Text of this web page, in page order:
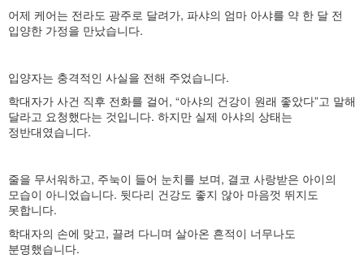
어제 케어는 전라도 광주로 달려가, 파샤의 엄마 아샤를 약 한 달 전
입양한 가정을 만났습니다.
입양자는 충격적인 사실을 전해 주었습니다.
학대자가 사건 직후 전화를 걸어, “아샤의 건강이 원래 좋았다”고 말해
달라고 요청했다는 것입니다. 하지만 실제 아샤의 상태는
정반대였습니다.
줄을 무서워하고, 주눅이 들어 눈치를 보며, 결코 사랑받은 아이의
모습이 아니었습니다. 뒷다리 건강도 좋지 않아 마음껏 뛰지도
못합니다.
학대자의 손에 맞고, 끌려 다니며 살아온 흔적이 너무나도
분명했습니다.